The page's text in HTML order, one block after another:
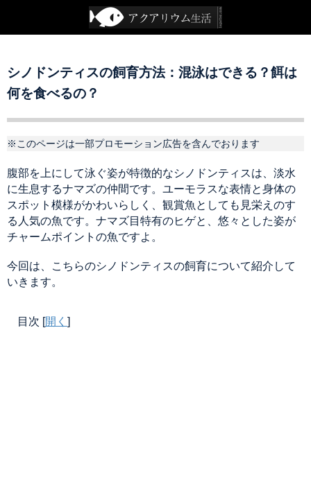
シノドンティスの飼育方法：混泳はできる？餌は
何を食べるの？
※このページは一部プロモーション広告を含んでおります
腹部を上にして泳ぐ姿が特徴的なシノドンティスは、淡水
に生息するナマズの仲間です。ユーモラスな表情と身体の
スポット模様がかわいらしく、観賞魚としても見栄えのす
る人気の魚です。ナマズ目特有のヒゲと、悠々とした姿が
チャームポイントの魚ですよ。
今回は、こちらのシノドンティスの飼育について紹介して
いきます。
目次 [開く ]